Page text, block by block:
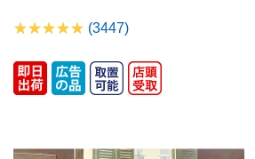
(3447)